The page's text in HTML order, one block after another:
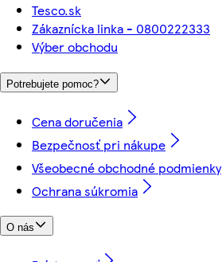
Tesco.sk
Zákaznícka linka - 0800222333
Výber obchodu
Potrebujete pomoc?
Cena doručenia
Bezpečnosť pri nákupe
Všeobecné obchodné podmienky
Ochrana súkromia
O nás